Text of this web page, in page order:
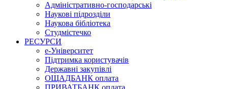
Адміністративно-господарські
Наукові підрозділи
Наукова бібліотека
Студмістечко
РЕСУРСИ
е-Університет
Підтримка користувачів
Державні закупівлі
ОЩАДБАНК оплата
ПРИВАТБАНК оплата